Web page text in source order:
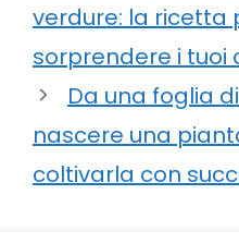
verdure: la ricetta
sorprendere i tuoi
Da una foglia
nascere una
coltivarla con